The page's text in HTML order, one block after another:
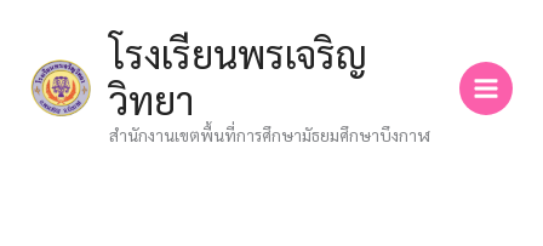
content
โรงเรียนพรเจริญ
วิทยา
สำนักงานเขตพื้นที่การศึกษามัธยมศึกษาบึงกาฬ